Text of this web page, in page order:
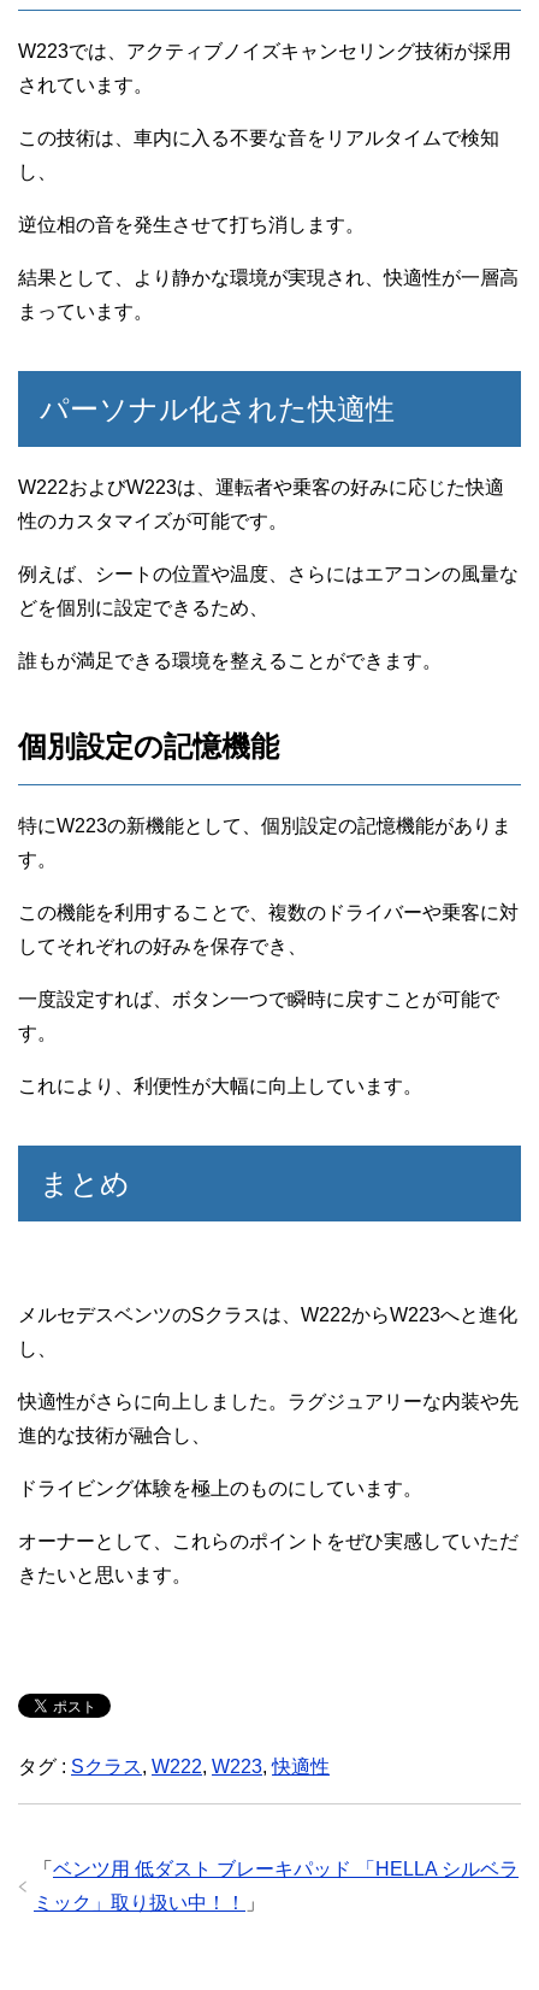
W223では、アクティブノイズキャンセリング技術が採用
されています。
この技術は、車内に入る不要な音をリアルタイムで検知
し、
逆位相の音を発生させて打ち消します。
結果として、より静かな環境が実現され、快適性が一層高
まっています。
パーソナル化された快適性
W222およびW223は、運転者や乗客の好みに応じた快適
性のカスタマイズが可能です。
例えば、シートの位置や温度、さらにはエアコンの風量な
どを個別に設定できるため、
誰もが満足できる環境を整えることができます。
個別設定の記憶機能
特にW223の新機能として、個別設定の記憶機能がありま
す。
この機能を利用することで、複数のドライバーや乗客に対
してそれぞれの好みを保存でき、
一度設定すれば、ボタン一つで瞬時に戻すことが可能で
す。
これにより、利便性が大幅に向上しています。
まとめ
メルセデスベンツのSクラスは、W222からW223へと進化
し、
快適性がさらに向上しました。ラグジュアリーな内装や先
進的な技術が融合し、
ドライビング体験を極上のものにしています。
オーナーとして、これらのポイントをぜひ実感していただ
きたいと思います。
タグ : Sクラス, W222, W223,快適性
「 ベンツ用 低ダスト ブレーキパッド 「HELLA シルベラ
ミック」取り扱い中！！
」